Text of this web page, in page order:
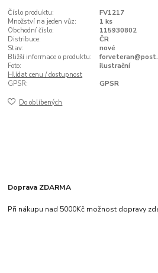
Číslo produktu:
FV1217
Množství na jeden vůz:
1 ks
Obchodní číslo:
115930802
Distribuce:
ČR
Stav:
nové
Bližší informace o produktu:
Foto:
ilustrační
Hlídat cenu / dostupnost
GPSR:
GPSR
Do oblíbených
Doprava ZDARMA
Při nákupu nad 5000Kč možnost dopravy